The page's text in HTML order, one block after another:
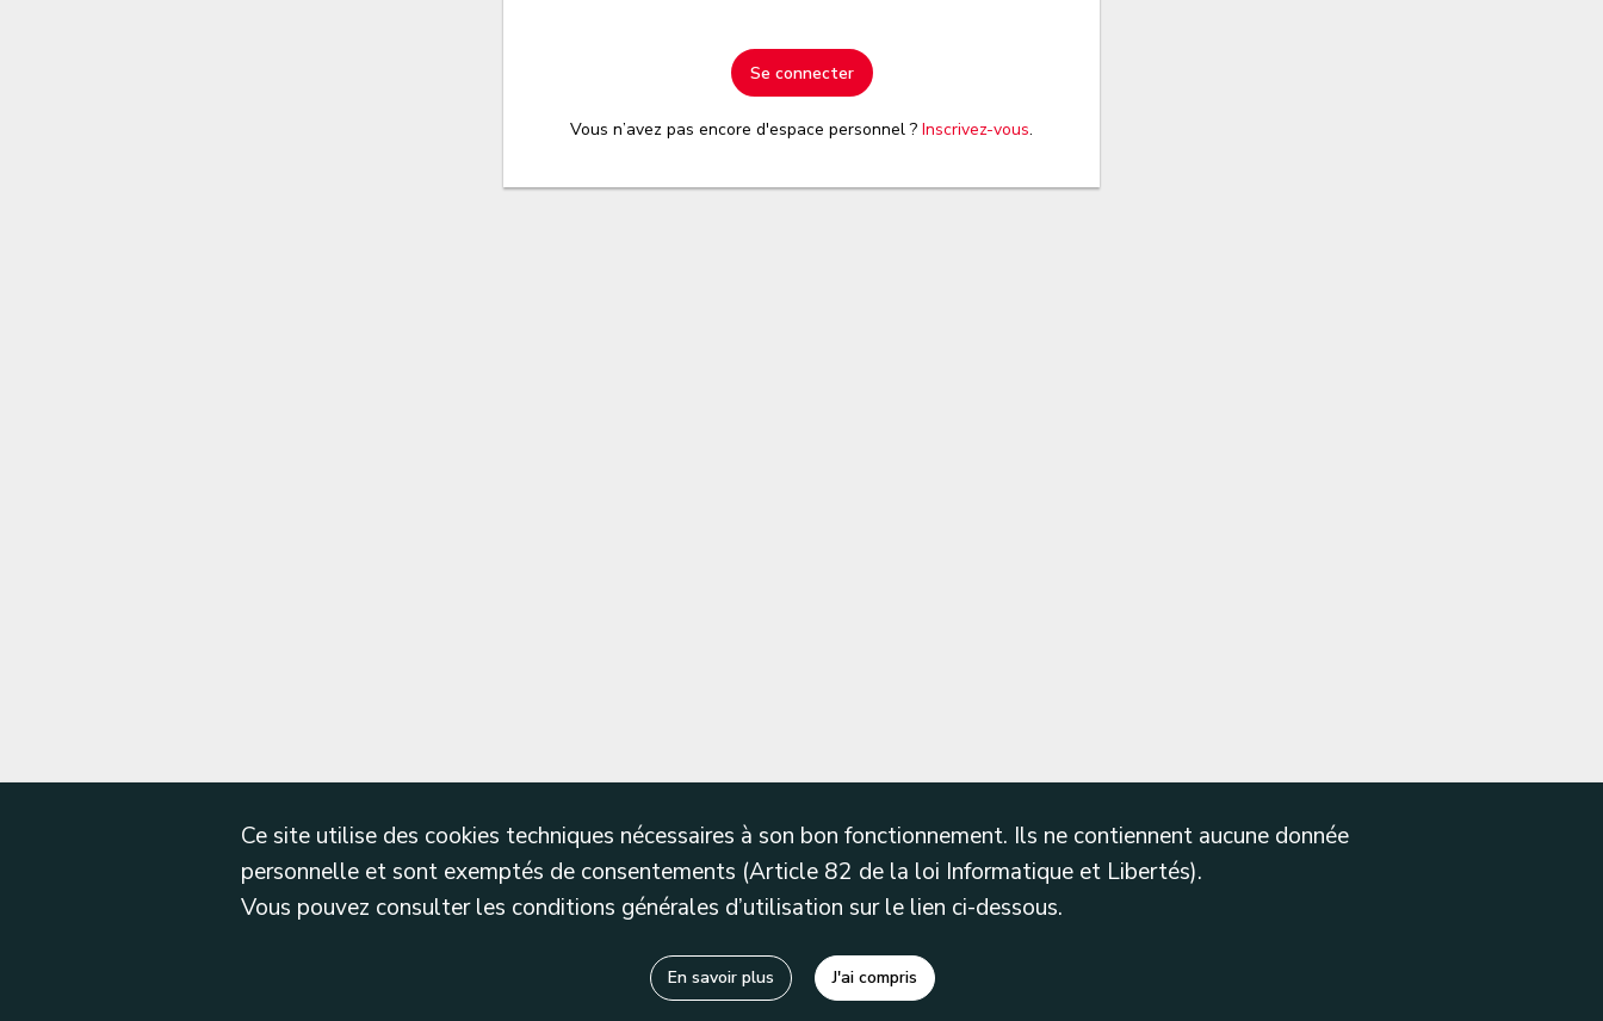
Se connecter
Vous n’avez pas encore d'espace personnel ? Inscrivez-vous.
Ce site utilise des cookies techniques nécessaires à son bon fonctionnement. Ils ne contiennent aucune donnée
personnelle et sont exemptés de consentements (Article 82 de la loi Informatique et Libertés).
Vous pouvez consulter les conditions générales d’utilisation sur le lien ci-dessous.
En savoir plus J'ai compris